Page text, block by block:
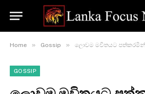
Home » Gossip » ලොවම මවිතයට පත්කරමින්
GOSSIP